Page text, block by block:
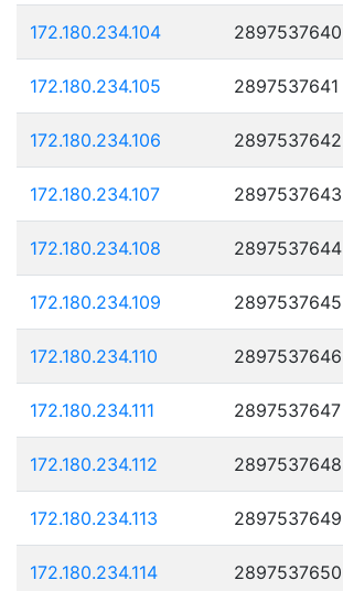
172.180.234.104 2897537640
172.180.234.105 2897537641
172.180.234.106 2897537642
172.180.234.107 2897537643
172.180.234.108 2897537644
172.180.234.109 2897537645
172.180.234.110 2897537646
172.180.234.111 2897537647
172.180.234.112 2897537648
172.180.234.113 2897537649
172.180.234.114 2897537650